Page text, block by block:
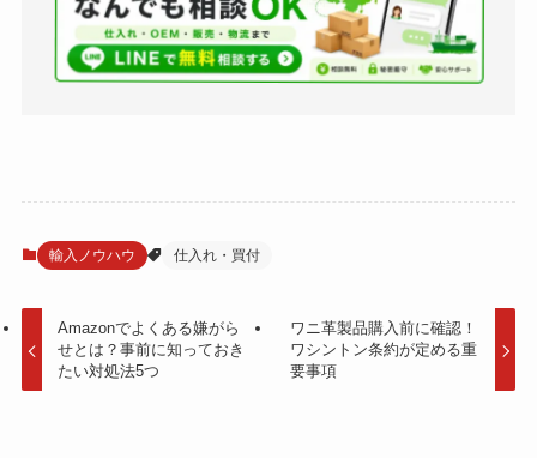
輸入ノウハウ 仕入れ・買付
Amazonでよくある嫌がら
せとは？事前に知っておき
たい対処法5つ
ワニ革製品購入前に確認！
ワシントン条約が定める重
要事項